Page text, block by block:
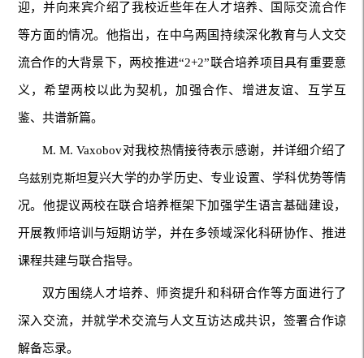
迎，并向来宾介绍了我校近些年在人才培养、国际交流合作
等方面的情况。他指出，在中乌两国持续深化教育与人文交
流合作的大背景下，两校推进“2+2”联合培养项目具有重要意
义，希望两校以此为契机，加强合作、增进友谊、互学互
鉴、共谱新篇。
M. M. Vaxobov对我校热情接待表示感谢，并详细介绍了
乌兹别克斯坦复兴大学的办学历史、专业设置、学科优势等情
况。他提议两校在联合培养框架下加强学生语言基础建设，
开展教师培训与短期访学，并在多领域深化科研协作、推进
课程共建与联合指导。
双方围绕人才培养、师资提升和科研合作等方面进行了
深入交流，并就学术交流与人文互访达成共识，签署合作谅
解备忘录。